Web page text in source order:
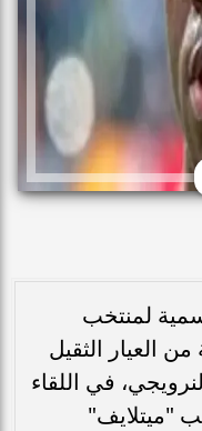
لمنتخب
العيار الثقيل
في اللقاء
"ميتلايف"